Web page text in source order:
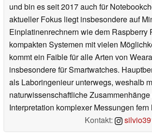
und bin es seit 2017 auch für
aktueller Fokus liegt insbesondere auf
Einplatinenrechnern wie dem Raspberry
kompakten Systemen mit vielen
kommt ein Faible für alle Arten von
insbesondere für Smartwatches.
als Laboringenieur unterwegs, weshalb
naturwissenschaftliche
Interpretation komplexer Messungen fern
Kontakt: